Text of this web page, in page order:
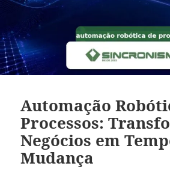
Automação
Processos:
Negócios em
Mudança